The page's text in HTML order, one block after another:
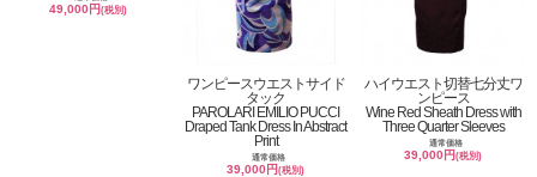
49,000円(税別)
ワンピースウエストサイド
タック
PAROLARI EMILIO PUCCI
Draped Tank Dress In Abstract
Print
通常価格
39,000円(税別)
ハイウエスト切替七分丈ワ
ンピース
Wine Red Sheath Dress with
Three Quarter Sleeves
通常価格
39,000円(税別)